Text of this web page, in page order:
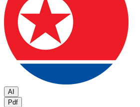
AI
Pdf